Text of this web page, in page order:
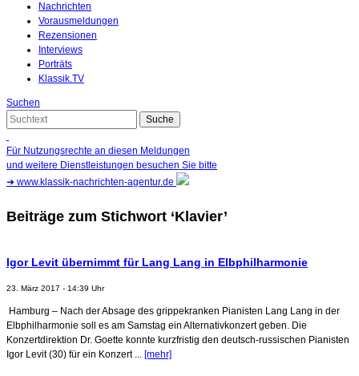
Nachrichten
Vorausmeldungen
Rezensionen
Interviews
Porträts
Klassik.TV
Suchen
Für Nutzungsrechte an diesen Meldungen
und weitere Dienstleistungen besuchen Sie bitte
➜ www.klassik-nachrichten-agentur.de
Beiträge zum Stichwort ‘Klavier’
Igor Levit übernimmt für Lang Lang in Elbphilharmonie
23. März 2017 - 14:39 Uhr
Hamburg – Nach der Absage des grippekranken Pianisten Lang Lang in der
Elbphilharmonie soll es am Samstag ein Alternativkonzert geben. Die
Konzertdirektion Dr. Goette konnte kurzfristig den deutsch-russischen Pianisten
Igor Levit (30) für ein Konzert ... [mehr]